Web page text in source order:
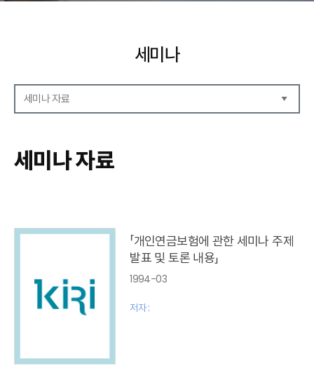
세미나
세미나 자료
세미나 포토
세미나 자료
「개인연금보험에 관한 세미나 주제
발표 및 토론 내용」
1994-03
저자 :